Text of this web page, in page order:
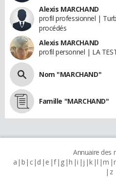
Alexis MARCHAND
profil professionnel |
procédés
Alexis MARCHAND
profil personnel | LA
Nom "MARCHAND"
Famille "MARCHAND"
Annuaire des
a b c d e f g h i j k l m
z